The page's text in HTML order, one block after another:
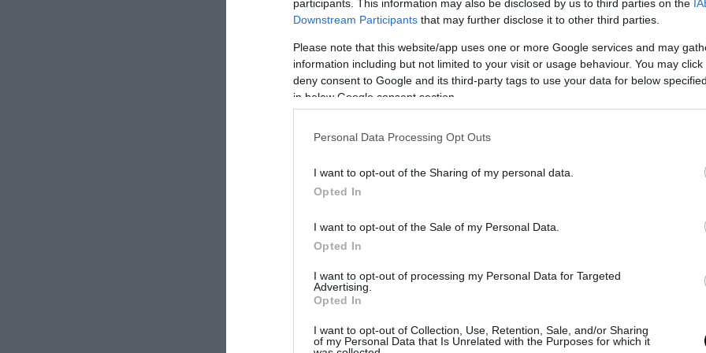
participants. This information may also be disclosed by us to third parties on the
Downstream Participants that may further disclose it to other third parties.
Please note that this website/app uses one or more Google services and may
information including but not limited to your visit or usage behaviour. You may
deny consent to Google and its third-party tags to use your data for below
in below Google consent section.
Personal Data Processing Opt Outs
I want to opt-out of the Sharing of my personal data.
Opted In
I want to opt-out of the Sale of my Personal Data.
Opted In
I want to opt-out of processing my Personal Data for Targeted
Advertising.
Opted In
I want to opt-out of Collection, Use, Retention, Sale, and/or Sharing
of my Personal Data that Is Unrelated with the Purposes for which it
View this post on Instagram